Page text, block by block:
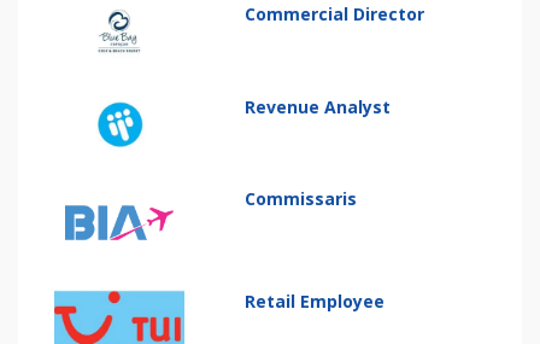
Commercial Director
Revenue Analyst
Commissaris
Retail Employee